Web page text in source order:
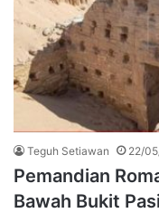
Teguh Setiawan 22/
Pemandian
Bawah Bukit